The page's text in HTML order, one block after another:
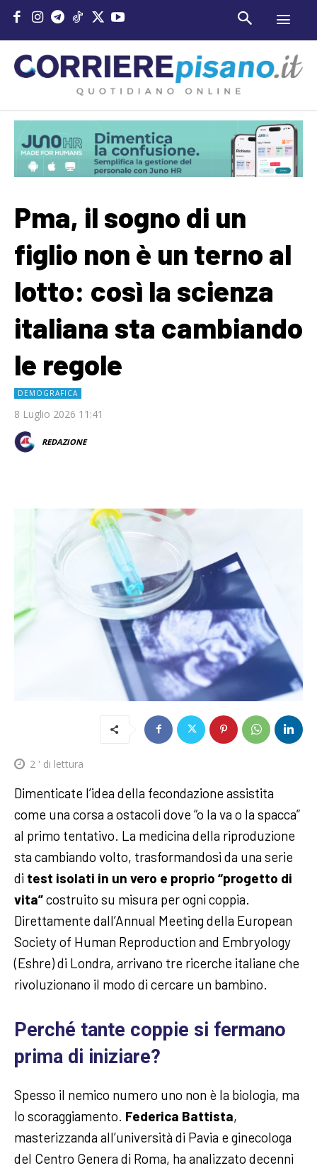
Pma, il sogno di un
figlio non è un terno al
lotto: così la scienza
italiana sta cambiando
le regole
DEMOGRAFICA
8 Luglio 2026 11:41
REDAZIONE
2 ' di lettura
Dimenticate l’idea della fecondazione assistita
come una corsa a ostacoli dove “o la va o la spacca”
al primo tentativo. La medicina della riproduzione
sta cambiando volto, trasformandosi da una serie
di test isolati in un vero e proprio “progetto di
vita”costruito su misura per ogni coppia.
Direttamente dall’Annual Meeting della European
Society of Human Reproduction and Embryology
(Eshre) di Londra, arrivano tre ricerche italiane che
rivoluzionano il modo di cercare un bambino.
Perché tante coppie si fermano
prima di iniziare?
Spesso il nemico numero uno non è la biologia, ma
lo scoraggiamento. Federica Battista,
masterizzanda all’università di Pavia e ginecologa
del Centro Genera di Roma, ha analizzato decenni